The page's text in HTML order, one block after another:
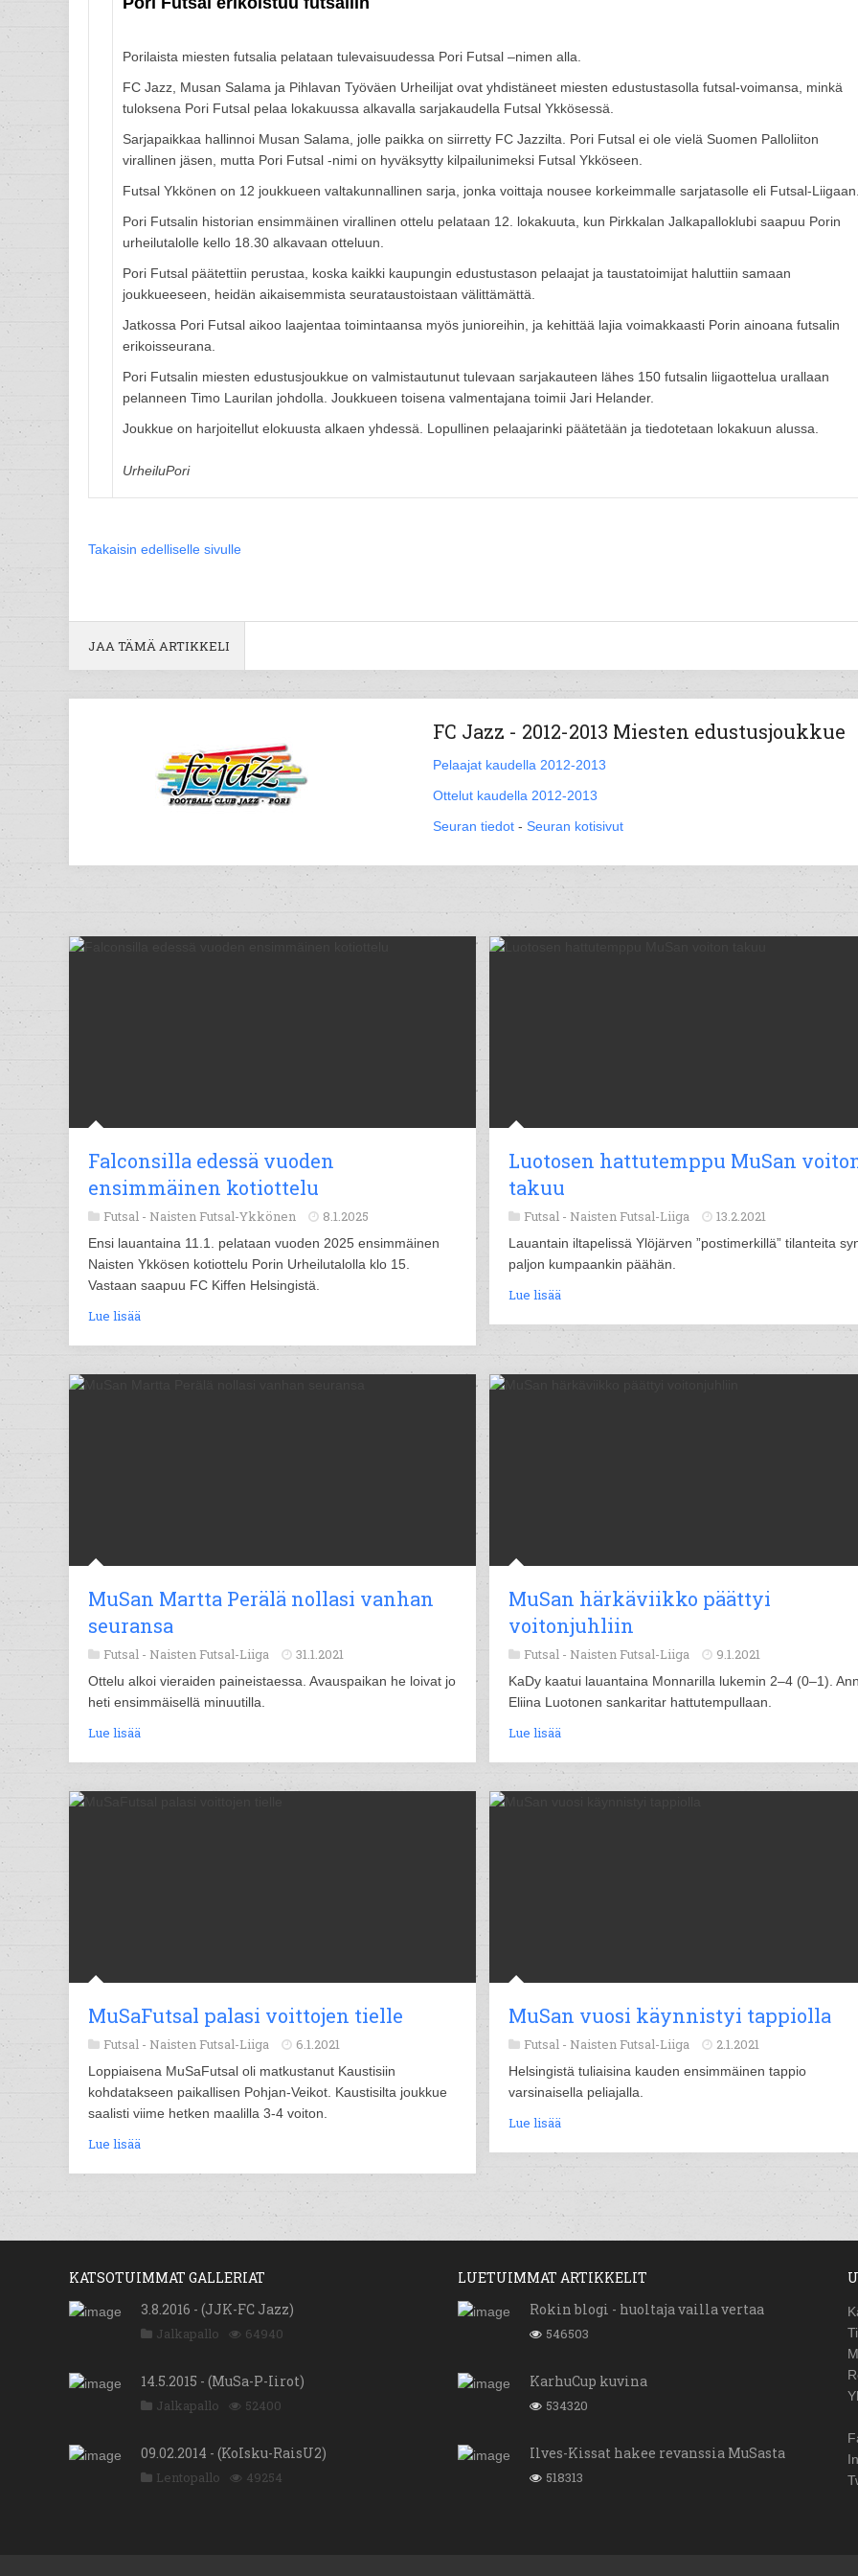
Porilaista miesten futsalia pelataan tulevaisuudessa Pori Futsal –nimen alla.
FC Jazz, Musan Salama ja Pihlavan Työväen Urheilijat ovat yhdistäneet miesten edustustasolla futsal-voimansa, minkä
tuloksena Pori Futsal pelaa lokakuussa alkavalla sarjakaudella Futsal Ykkösessä.
Sarjapaikkaa hallinnoi Musan Salama, jolle paikka on siirretty FC Jazzilta. Pori Futsal ei ole vielä Suomen Palloliiton
virallinen jäsen, mutta Pori Futsal -nimi on hyväksytty kilpailunimeksi Futsal Ykköseen.
Futsal Ykkönen on 12 joukkueen valtakunnallinen sarja, jonka voittaja nousee korkeimmalle sarjatasolle eli Futsal-
Pori Futsalin historian ensimmäinen virallinen ottelu pelataan 12. lokakuuta, kun Pirkkalan Jalkapalloklubi saapuu Porin
urheilutalolle kello 18.30 alkavaan otteluun.
Pori Futsal päätettiin perustaa, koska kaikki kaupungin edustustason pelaajat ja taustatoimijat haluttiin samaan
joukkueeseen, heidän aikaisemmista seurataustoistaan välittämättä.
Jatkossa Pori Futsal aikoo laajentaa toimintaansa myös junioreihin, ja kehittää lajia voimakkaasti Porin ainoana futsalin
erikoisseurana.
Pori Futsalin miesten edustusjoukkue on valmistautunut tulevaan sarjakauteen lähes 150 futsalin liigaottelua urallaan
pelanneen Timo Laurilan johdolla. Joukkueen toisena valmentajana toimii Jari Helander.
Joukkue on harjoitellut elokuusta alkaen yhdessä. Lopullinen pelaajarinki päätetään ja tiedotetaan lokakuun alussa.
UrheiluPori
Takaisin edelliselle sivulle
JAA TÄMÄ ARTIKKELI
FC Jazz - 2012-2013 Miesten edustusjoukkue
Pelaajat kaudella 2012-2013
Ottelut kaudella 2012-2013
Seuran tiedot - Seuran kotisivut
Falconsilla edessä vuoden
ensimmäinen kotiottelu
Futsal - Naisten Futsal-Ykkönen 8.1.2025
Ensi lauantaina 11.1. pelataan vuoden 2025 ensimmäinen
Naisten Ykkösen kotiottelu Porin Urheilutalolla klo 15.
Vastaan saapuu FC Kiffen Helsingistä.
Lue lisää
Luotosen hattutemppu MuSan
takuu
Futsal - Naisten Futsal-Liiga 13.2.2021
Lauantain iltapelissä Ylöjärven ”postimerkillä” tilanteita
paljon kumpaankin päähän.
Lue lisää
MuSan Martta Perälä nollasi vanhan
seuransa
Futsal - Naisten Futsal-Liiga 31.1.2021
Ottelu alkoi vieraiden paineistaessa. Avauspaikan he loivat jo
heti ensimmäisellä minuutilla.
Lue lisää
MuSan härkäviikko päättyi
voitonjuhliin
Futsal - Naisten Futsal-Liiga 9.1.2021
KaDy kaatui lauantaina Monnarilla lukemin 2–4 (0–1).
Eliina Luotonen sankaritar hattutempullaan.
Lue lisää
MuSaFutsal palasi voittojen tielle
Futsal - Naisten Futsal-Liiga 6.1.2021
Loppiaisena MuSaFutsal oli matkustanut Kaustisiin
kohdatakseen paikallisen Pohjan-Veikot. Kaustisilta joukkue
saalisti viime hetken maalilla 3-4 voiton.
Lue lisää
MuSan vuosi käynnistyi tappiolla
Futsal - Naisten Futsal-Liiga 2.1.2021
Helsingistä tuliaisina kauden ensimmäinen tappio
varsinaisella peliajalla.
Lue lisää
KATSOTUIMMAT GALLERIAT
3.8.2016 - (JJK-FC Jazz)
Jalkapallo 64940
14.5.2015 - (MuSa-P-Iirot)
Jalkapallo 52400
09.02.2014 - (KoIsku-RaisU2)
Lentopallo 49254
LUETUIMMAT ARTIKKELIT
Rokin blogi - huoltaja vailla vertaa
546503
KarhuCup kuvina
534320
Ilves-Kissat hakee revanssia MuSasta
518313